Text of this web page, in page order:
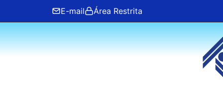
content
E-mail Área Restrita